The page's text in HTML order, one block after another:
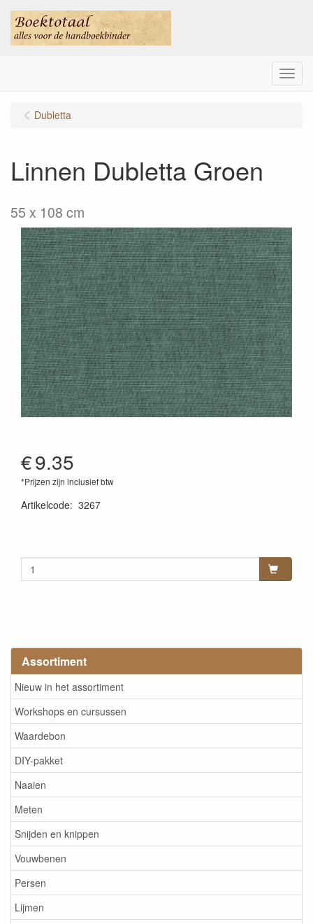
Menu
Assortiment
Nieuw in het assortiment
Workshops en cursussen
Waardebon
DIY-pakket
Naaien
Meten
Snijden en knippen
Vouwbenen
Persen
Lijmen
Dubletta
Linnen Dubletta Groen
55 x 108 cm
€9.35
*Prijzen zijn inclusief btw
Artikelcode: 3267